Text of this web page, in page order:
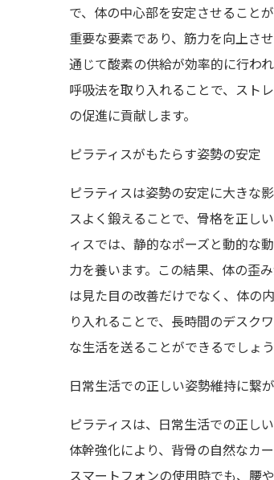
で、体の中心部を安定させること
重要な要素であり、筋力を向上さ
通じて酸素の供給が効率的に行わ
呼吸法を取り入れることで、スト
の促進に貢献します。
ピラティスがもたらす姿勢の安定
ピラティスは姿勢の安定に大きな
スよく鍛えることで、骨格を正し
ィスでは、静的なポーズと動的な
力を養います。この結果、体の歪
は見た目の改善だけでなく、体の
り入れることで、長時間のデスク
な生活を送ることができるでしょう
日常生活での正しい姿勢維持に繋
ピラティスは、日常生活での正し
体幹強化により、背骨の自然なカ
スマートフォンの使用時でも、腰